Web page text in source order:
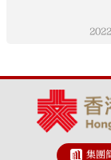
集團